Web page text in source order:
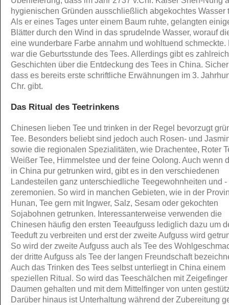
hygienischen Gründen ausschließlich abgekochtes Wasser
Als er eines Tages unter einem Baum ruhte, gelangten
Blätter durch den Wind in das sprudelnde Wasser, worauf
eine wunderbare Farbe annahm und wohltuend schmeckte.
war die Geburtsstunde des Tees. Allerdings gibt es
Geschichten über die Entdeckung des Tees in China.
dass es bereits erste schriftliche Erwähnungen im 3.
Chr. gibt.
Das Ritual des Teetrinkens
Chinesen lieben Tee und trinken in der Regel bevorzugt
Tee. Besonders beliebt sind jedoch auch Rosen- und
sowie die regionalen Spezialitäten, wie Drachentee, Roter
Weißer Tee, Himmelstee und der feine Oolong. Auch wenn
in China pur getrunken wird, gibt es in den verschiedenen
Landesteilen ganz unterschiedliche Teegewohnheiten und -
zeremonien. So wird in manchen Gebieten, wie in der
Hunan, Tee gern mit Ingwer, Salz, Sesam oder gekochten
Sojabohnen getrunken. Interessanterweise verwenden die
Chinesen häufig den ersten Teeaufguss lediglich dazu um
Teeduft zu verbreiten und erst der zweite Aufguss wird
So wird der zweite Aufguss auch als Tee des
der dritte Aufguss als Tee der langen Freundschaft
Auch das Trinken des Tees selbst unterliegt in China einem
speziellen Ritual. So wird das Teeschälchen mit
Daumen gehalten und mit dem Mittelfinger von unten
Darüber hinaus ist Unterhaltung während der Zubereitung